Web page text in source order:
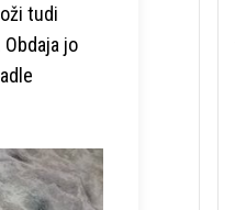
tudi
jo